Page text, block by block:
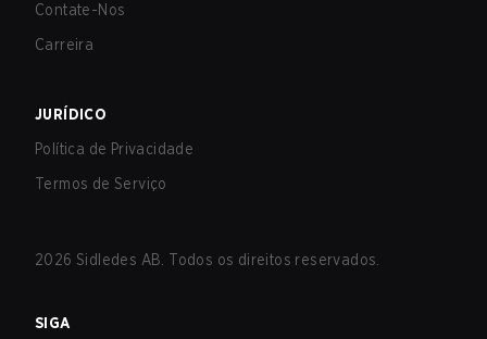
Contate-Nos
Carreira
JURÍDICO
Política de Privacidade
Termos de Serviço
2026 Sidledes AB. Todos os direitos reservados.
SIGA